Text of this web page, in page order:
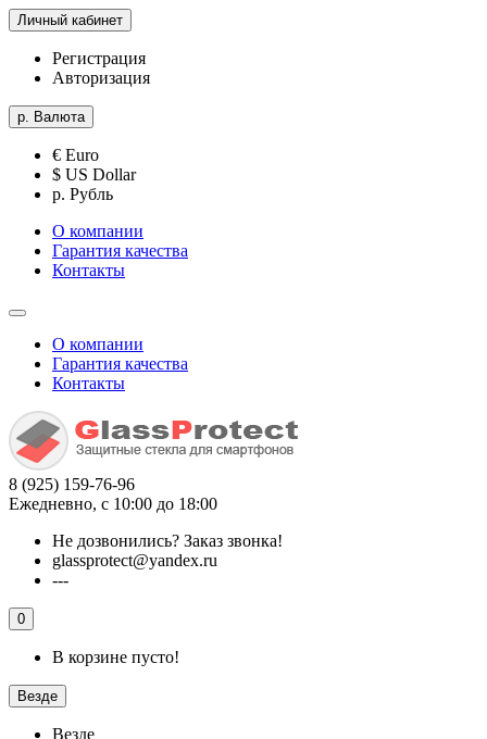
Личный кабинет
Регистрация
Авторизация
р. Валюта
€ Euro
$ US Dollar
р. Рубль
О компании
Гарантия качества
Контакты
О компании
Гарантия качества
Контакты
8 (925) 159-76-96
Ежедневно, с 10:00 до 18:00
Не дозвонились? Заказ звонка!
glassprotect@yandex.ru
---
0
В корзине пусто!
Везде
Везде